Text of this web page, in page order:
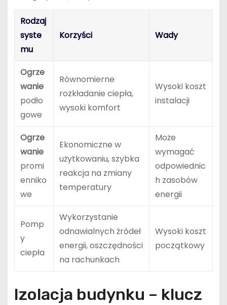
Rodzaj
syste
mu
Korzyści Wady
Ogrze
wanie
podło
gowe
Równomierne
rozkładanie ciepła,
wysoki komfort
Wysoki koszt
instalacji
Ogrze
wanie
promi
enniko
we
Ekonomiczne w
użytkowaniu, szybka
reakcja na zmiany
temperatury
Może
wymagać
odpowiednic
h zasobów
energii
Pomp
y
ciepła
Wykorzystanie
odnawialnych źródeł
energii, oszczędności
na rachunkach
Wysoki koszt
początkowy
Izolacja budynku – klucz